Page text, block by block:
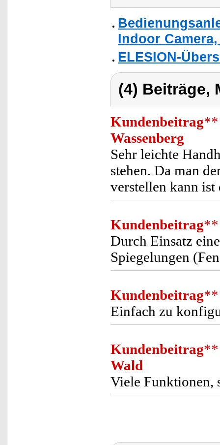
Indoor
ELESION-
(4) Beiträge,
Kundenbeitrag**
Wassenberg
Sehr leichte
stehen. Da man
verstellen kann
Kundenbeitrag**
Durch Einsatz
Spiegelungen
Kundenbeitrag**
Einfach zu
Kundenbeitrag**
Wald
Viele Funktionen,